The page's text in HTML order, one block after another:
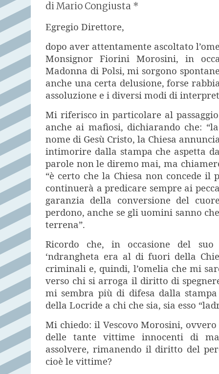
di Mario Congiusta *
Egregio Direttore,
dopo aver attentamente ascoltato
Monsignor Fiorini Morosini, in
Madonna di Polsi, mi sorgono
anche una certa delusione, forse
assoluzione e i diversi modi di
Mi riferisco in particolare al
anche ai mafiosi, dichiarando che:
nome di Gesù Cristo, la Chiesa
intimorire dalla stampa che aspetta
parole non le diremo mai, ma
“è certo che la Chiesa non concede
continuerà a predicare sempre ai
garanzia della conversione del
perdono, anche se gli uomini sanno
terrena”.
Ricordo che, in occasione del
‘ndrangheta era al di fuori della
criminali e, quindi, l’omelia che mi
verso chi si arroga il diritto di
mi sembra più di difesa dalla
della Locride a chi che sia, sia esso
Mi chiedo: il Vescovo Morosini,
delle tante vittime innocenti di
assolvere, rimanendo il diritto del
cioè le vittime?